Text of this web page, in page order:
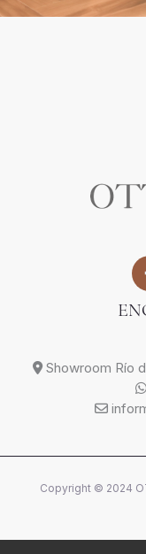
Showroom Río
Copyright © 2024